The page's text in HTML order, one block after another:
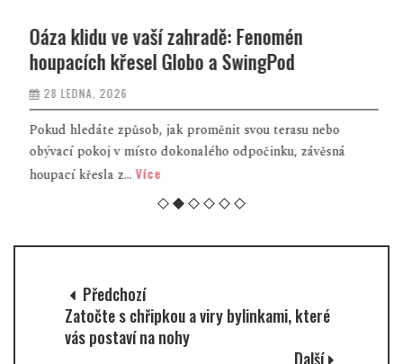
Oáza klidu ve vaší zahradě: Fenomén
houpacích křesel Globo a SwingPod
28 LEDNA, 2026
Pokud hledáte způsob, jak proměnit svou terasu nebo
obývací pokoj v místo dokonalého odpočinku, závěsná
houpací křesla z...Více
Předchozí
Zatočte s chřipkou a viry bylinkami, které
vás postaví na nohy
Další